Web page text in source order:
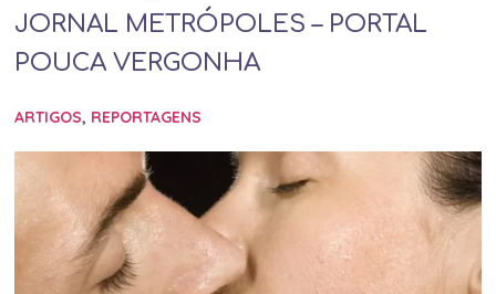
JORNAL METRÓPOLES – PORTAL
POUCA VERGONHA
ARTIGOS, REPORTAGENS